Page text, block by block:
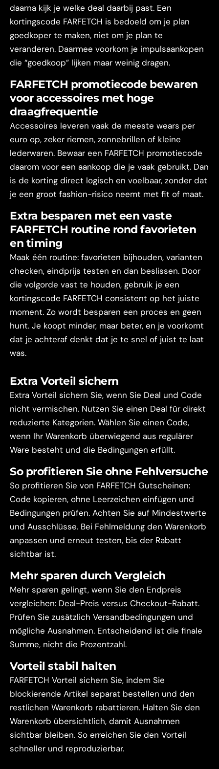
daarna kijk je welke deal daarbij past. Een
kortingscode FARFETCH is bedoeld om je plan
goedkoper te maken, niet om je plan te
veranderen. Daarmee voorkom je impulsaankopen
die “goedkoop” lijken maar weinig dragen.
FARFETCH promotiecode bewaren
voor accessoires met hoge
draagfrequentie
Accessoires leveren vaak de meeste wears per
euro op, zeker riemen, zonnebrillen of kleine
lederwaren. Bewaar een FARFETCH promotiecode
daarom voor een aankoop die je vaak gebruikt. Dan
is de korting direct logisch en voelbaar, zonder dat
je een groot fashion-risico neemt met fit of maat.
Extra besparen met een vaste
FARFETCH routine rond favorieten
en timing
Maak één routine: favorieten bijhouden, varianten
checken, eindprijs testen en dan beslissen. Door
die volgorde vast te houden, gebruik je een
kortingscode FARFETCH consistent op het juiste
moment. Zo wordt besparen een proces en geen
hunt. Je koopt minder, maar beter, en je voorkomt
dat je achteraf denkt dat je te snel of juist te laat
was.
Extra Vorteil sichern
Extra Vorteil sichern Sie, wenn Sie Deal und Code
nicht vermischen. Nutzen Sie einen Deal für direkt
reduzierte Kategorien. Wählen Sie einen Code,
wenn Ihr Warenkorb überwiegend aus regulärer
Ware besteht und die Bedingungen erfüllt.
So profitieren Sie ohne Fehlversuche
So profitieren Sie von FARFETCH Gutscheinen:
Code kopieren, ohne Leerzeichen einfügen und
Bedingungen prüfen. Achten Sie auf Mindestwerte
und Ausschlüsse. Bei Fehlmeldung den Warenkorb
anpassen und erneut testen, bis der Rabatt
sichtbar ist.
Mehr sparen durch Vergleich
Mehr sparen gelingt, wenn Sie den Endpreis
vergleichen: Deal-Preis versus Checkout-Rabatt.
Prüfen Sie zusätzlich Versandbedingungen und
mögliche Ausnahmen. Entscheidend ist die finale
Summe, nicht die Prozentzahl.
Vorteil stabil halten
FARFETCH Vorteil sichern Sie, indem Sie
blockierende Artikel separat bestellen und den
restlichen Warenkorb rabattieren. Halten Sie den
Warenkorb übersichtlich, damit Ausnahmen
sichtbar bleiben. So erreichen Sie den Vorteil
schneller und reproduzierbar.